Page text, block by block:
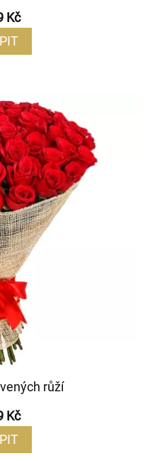
Kč
růží
Kč